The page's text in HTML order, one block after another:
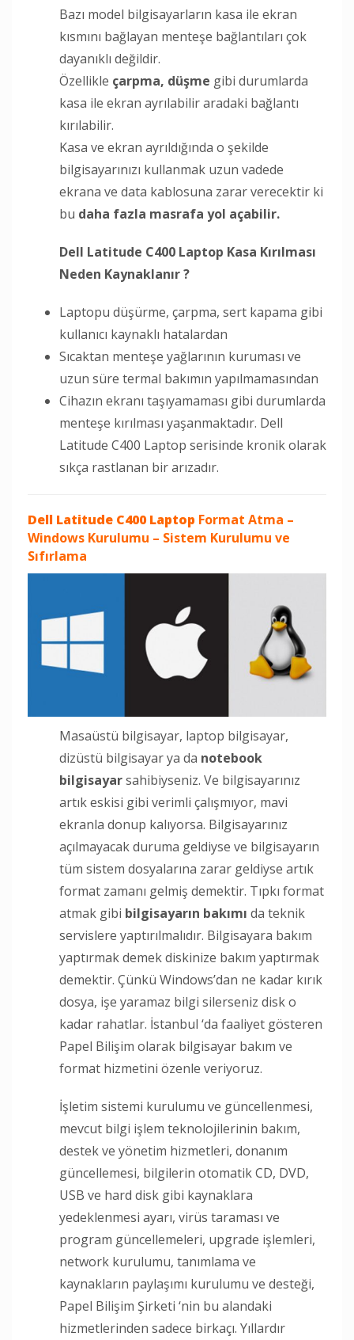
Bazı model bilgisayarların kasa ile ekran
kısmını bağlayan menteşe bağlantıları çok
dayanıklı değildir.
Özellikle çarpma, düşme gibi durumlarda
kasa ile ekran ayrılabilir aradaki bağlantı
kırılabilir.
Kasa ve ekran ayrıldığında o şekilde
bilgisayarınızı kullanmak uzun vadede
ekrana ve data kablosuna zarar verecektir ki
bu daha fazla masrafa yol açabilir.
Dell Latitude C400 Laptop Kasa Kırılması
Neden Kaynaklanır ?
Laptopu düşürme, çarpma, sert kapama gibi
kullanıcı kaynaklı hatalardan
Sıcaktan menteşe yağlarının kuruması ve
uzun süre termal bakımın yapılmamasından
Cihazın ekranı taşıyamaması gibi durumlarda
menteşe kırılması yaşanmaktadır. Dell
Latitude C400 Laptop serisinde kronik olarak
sıkça rastlanan bir arızadır.
Dell Latitude C400 Laptop Format Atma –
Windows Kurulumu – Sistem Kurulumu ve
Sıfırlama
Masaüstü bilgisayar, laptop bilgisayar,
dizüstü bilgisayar ya da notebook
bilgisayarsahibiyseniz. Ve bilgisayarınız
artık eskisi gibi verimli çalışmıyor, mavi
ekranla donup kalıyorsa. Bilgisayarınız
açılmayacak duruma geldiyse ve bilgisayarın
tüm sistem dosyalarına zarar geldiyse artık
format zamanı gelmiş demektir. Tıpkı format
atmak gibi bilgisayarın bakımı da teknik
servislere yaptırılmalıdır. Bilgisayara bakım
yaptırmak demek diskinize bakım yaptırmak
demektir. Çünkü Windows’dan ne kadar kırık
dosya, işe yaramaz bilgi silerseniz disk o
kadar rahatlar. İstanbul ‘da faaliyet gösteren
Papel Bilişim olarak bilgisayar bakım ve
format hizmetini özenle veriyoruz.
İşletim sistemi kurulumu ve güncellenmesi,
mevcut bilgi işlem teknolojilerinin bakım,
destek ve yönetim hizmetleri, donanım
güncellemesi, bilgilerin otomatik CD, DVD,
USB ve hard disk gibi kaynaklara
yedeklenmesi ayarı, virüs taraması ve
program güncellemeleri, upgrade işlemleri,
network kurulumu, tanımlama ve
kaynakların paylaşımı kurulumu ve desteği,
Papel Bilişim Şirketi ‘nin bu alandaki
hizmetlerinden sadece birkaçı. Yıllardır